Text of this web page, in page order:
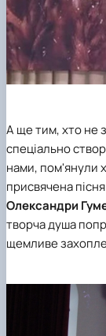
А ще тим, хто не
спеціально
нами, пом'янули
присвячена
Олександри
творча душа
щемливе